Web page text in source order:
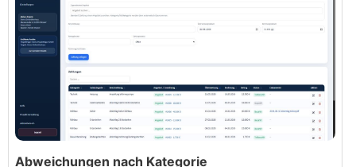
Abweichungen nach Kategorie